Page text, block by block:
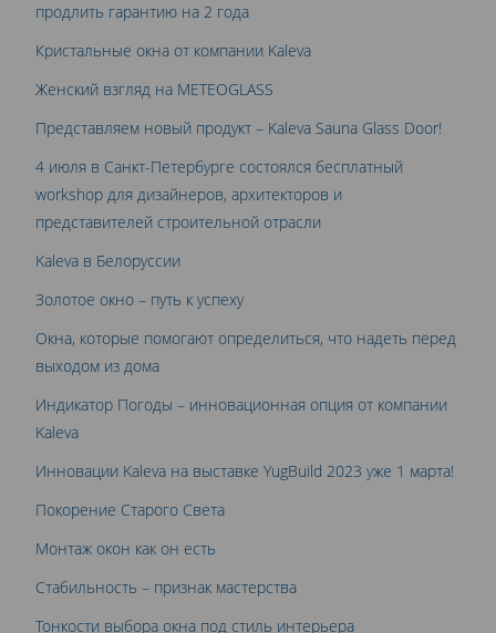
продлить гарантию на 2 года
Кристальные окна от компании Kaleva
Женский взгляд на METEOGLASS
Представляем новый продукт – Kaleva Sauna Glass Door!
4 июля в Санкт-Петербурге состоялся бесплатный
workshop для дизайнеров, архитекторов и
представителей строительной отрасли
Kaleva в Белоруссии
Золотое окно – путь к успеху
Окна, которые помогают определиться, что надеть перед
выходом из дома
Индикатор Погоды – инновационная опция от компании
Kaleva
Инновации Kaleva на выставке YugBuild 2023 уже 1 марта!
Покорение Старого Света
Монтаж окон как он есть
Стабильность – признак мастерства
Тонкости выбора окна под стиль интерьера